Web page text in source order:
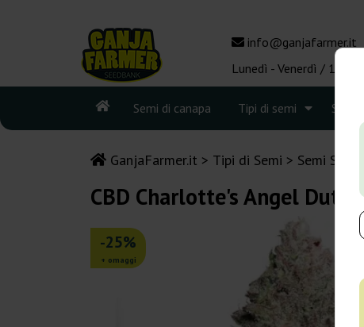
info@ganjafarmer.it
Lunedì - Venerdì / 10:00
Semi di canapa Tipi di semi
GanjaFarmer.it Tipi di Semi Semi Sativa
CBD Charlotte's Angel
-25%
+ omaggi